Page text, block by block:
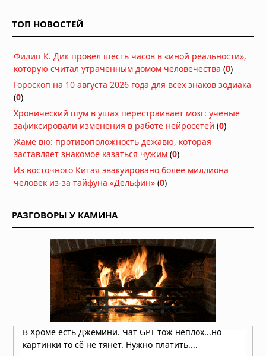
В Турции найдено 11 000-летнее
поселение с колоннами, как в
Гёбекли-Тепе
В Египте найдены 5000-летние
гробницы, указывающие на истоки
строительства пирамид
05.08.2026 в 08:57
396 древних гигантских рисунков
найдено в джунглях Амазонии
Гробница китайского императора,
правившего 27 дней: 2 миллиона
монет и килограммы золота
05.08.2026 в 06:57
В Аргентине обнаружено «идеально
сохранившееся» яйцо динозавра
возрастом 70 миллионов лет
05.08.2026 в 06:49
Погребённые гиганты Бретани:
сканирование земли выявило
скрытые каменные фигуры внутри
ТОП НОВОСТЕЙ
Филип К. Дик провёл шесть часов в «иной реальности»,
которую считал утраченным домом человечества (0)
Гороскоп на 10 августа 2026 года для всех знаков зодиака
(0)
Хронический шум в ушах перестраивает мозг: учёные
зафиксировали изменения в работе нейросетей (0)
Жаме вю: противоположность дежавю, которая
заставляет знакомое казаться чужим (0)
Из восточного Китая эвакуировано более миллиона
человек из-за тайфуна «Дельфин» (0)
РАЗГОВОРЫ У КАМИНА